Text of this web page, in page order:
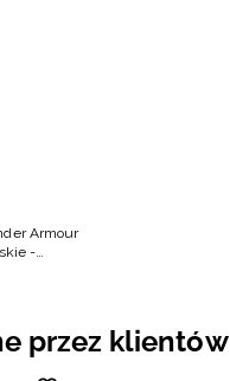
Armour
-
przez klientów